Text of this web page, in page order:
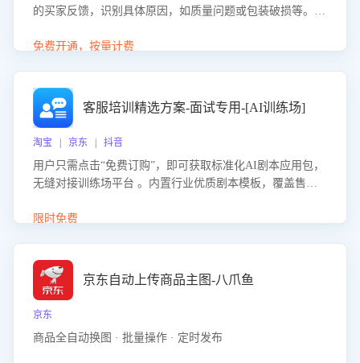
的买家反馈，识别具体原因，如质量问题或包装破损等。结
商家降低退款率，提升售后效率。
免费开通，按量计费
客服培训精选方案-面试专用-[AI训练场]
淘宝 | 京东 | 抖音
用户只需点击“免费订购”，即可获取标准化AI剧本应用包，
无缝对接训练场平台 。内置行业优质剧本模板，覆盖售前
初始化时间，助力企业快速启动智能客服训练
限时免费
京东自动上传商品主图-八爪鱼
京东
商品全自动换图 · 批量操作 · 定时发布